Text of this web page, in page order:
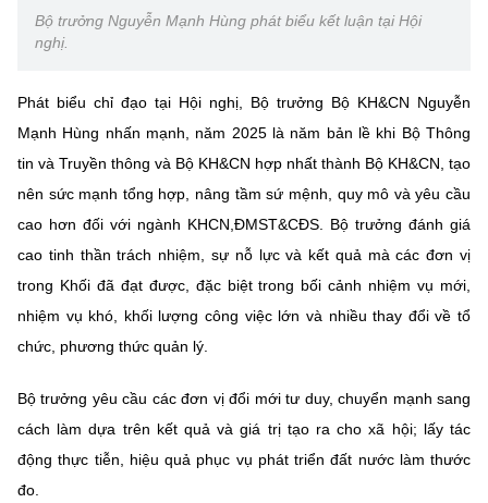
Bộ trưởng Nguyễn Mạnh Hùng phát biểu kết luận tại Hội
nghị.
Phát biểu chỉ đạo tại Hội nghị, Bộ trưởng Bộ KH&CN Nguyễn
Mạnh Hùng nhấn mạnh, năm 2025 là năm bản lề khi Bộ Thông
tin và Truyền thông và Bộ KH&CN hợp nhất thành Bộ KH&CN, tạo
nên sức mạnh tổng hợp, nâng tầm sứ mệnh, quy mô và yêu cầu
cao hơn đối với ngành KHCN,ĐMST&CĐS. Bộ trưởng đánh giá
cao tinh thần trách nhiệm, sự nỗ lực và kết quả mà các đơn vị
trong Khối đã đạt được, đặc biệt trong bối cảnh nhiệm vụ mới,
nhiệm vụ khó, khối lượng công việc lớn và nhiều thay đổi về tổ
chức, phương thức quản lý.
Bộ trưởng yêu cầu các đơn vị đổi mới tư duy, chuyển mạnh sang
cách làm dựa trên kết quả và giá trị tạo ra cho xã hội; lấy tác
động thực tiễn, hiệu quả phục vụ phát triển đất nước làm thước
đo.